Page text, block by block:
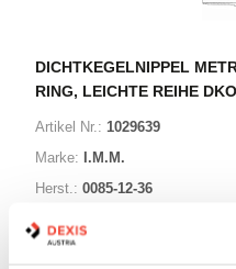
DICHTKEGELNIPPEL
RING, LEICHTE REIHE
Artikel Nr.: 1029639
Marke: I.M.M.
Herst.: 0085-12-36
Bezeichnung: